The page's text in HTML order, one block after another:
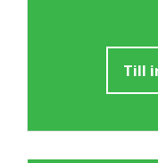
Till